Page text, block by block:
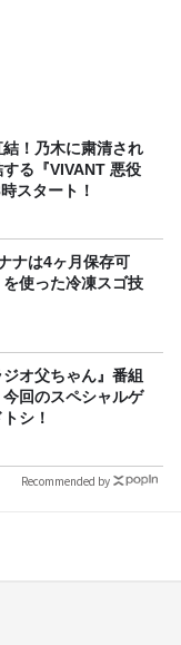
！乃木に粛清され
る『VIVANT 悪役
スタート！
ナは4ヶ月保存可
使った冷凍スゴ技
ジオ父ちゃん』番組
回のスペシャルゲ
シ！
Recommended by